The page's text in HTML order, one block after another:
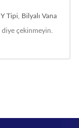
Y Tipi, Bilyalı Vana
diye çekinmeyin.